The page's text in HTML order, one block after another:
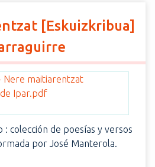
[Eskuizkribua]
: colección de poesías y versos
por José Manterola.